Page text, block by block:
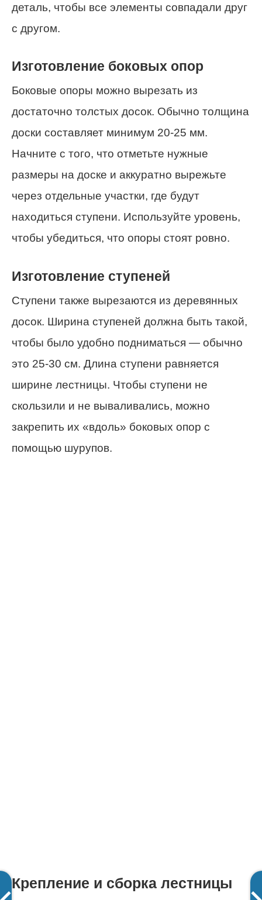
деталь, чтобы все элементы совпадали друг
с другом.
Изготовление боковых опор
Боковые опоры можно вырезать из
достаточно толстых досок. Обычно толщина
доски составляет минимум 20-25 мм.
Начните с того, что отметьте нужные
размеры на доске и аккуратно вырежьте
через отдельные участки, где будут
находиться ступени. Используйте уровень,
чтобы убедиться, что опоры стоят ровно.
Изготовление ступеней
Ступени также вырезаются из деревянных
досок. Ширина ступеней должна быть такой,
чтобы было удобно подниматься — обычно
это 25-30 см. Длина ступени равняется
ширине лестницы. Чтобы ступени не
скользили и не вываливались, можно
закрепить их «вдоль» боковых опор с
помощью шурупов.
Крепление и сборка лестницы